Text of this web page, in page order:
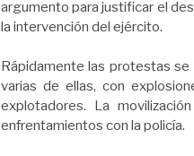
argumento para justificar el
la intervención del ejército.
Rápidamente las protestas
varias de ellas, con
explotadores. La
enfrentamientos con la policía.